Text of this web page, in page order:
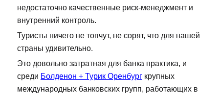
недостаточно качественные риск-менеджмент и
внутренний контроль.
Туристы ничего не топчут, не сорят, что для нашей
страны удивительно.
Это довольно затратная для банка практика, и
среди Болденон + Турик Оренбург крупных
международных банковских групп, работающих в